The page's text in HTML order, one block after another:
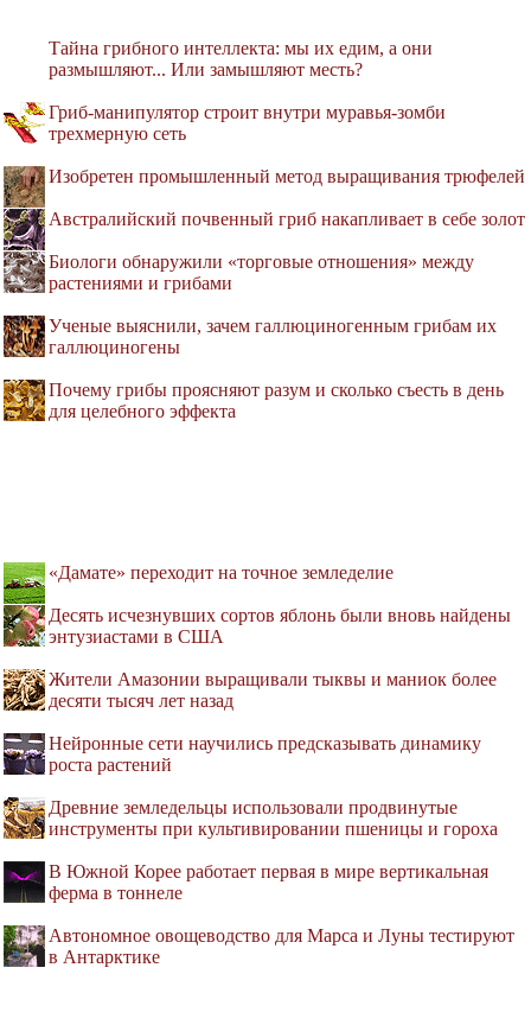
Тайна грибного интеллекта: мы их едим, а они
размышляют... Или замышляют месть?
Гриб-манипулятор строит внутри муравья-зомби
трехмерную сеть
Изобретен промышленный метод выращивания трюфелей
Австралийский почвенный гриб накапливает в себе золот
Биологи обнаружили «торговые отношения» между
растениями и грибами
Ученые выяснили, зачем галлюциногенным грибам их
галлюциногены
Почему грибы проясняют разум и сколько съесть в день
для целебного эффекта
«Дамате» переходит на точное земледелие
Десять исчезнувших сортов яблонь были вновь найдены
энтузиастами в США
Жители Амазонии выращивали тыквы и маниок более
десяти тысяч лет назад
Нейронные сети научились предсказывать динамику
роста растений
Древние земледельцы использовали продвинутые
инструменты при культивировании пшеницы и гороха
В Южной Корее работает первая в мире вертикальная
ферма в тоннеле
Автономное овощеводство для Марса и Луны тестируют
в Антарктике